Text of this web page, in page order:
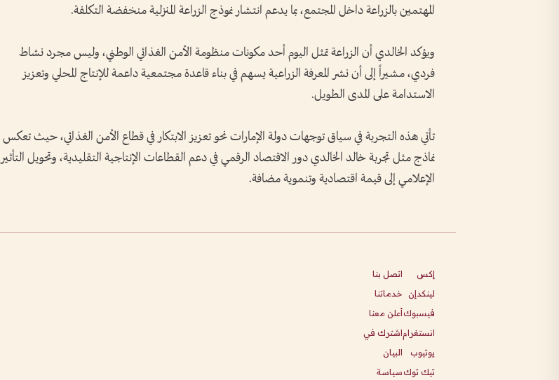
المهتمين بالزراعة داخل المجتمع، بما يدعم انتشار نموذج الزراعة المنزلية منخفضة التكلفة.
ويؤكد الخالدي أن الزراعة تمثل اليوم أحد مكونات منظومة الأمن الغذائي الوطني، وليس مجرد نشاط
فردي، مشيراً إلى أن نشر المعرفة الزراعية يسهم في بناء قاعدة مجتمعية داعمة للإنتاج المحلي وتعزيز
الاستدامة على المدى الطويل.
تأتي هذه التجربة في سياق توجهات دولة الإمارات نحو تعزيز الابتكار في قطاع الأمن الغذائي، حيث تعكس
نماذج مثل تجربة خالد الخالدي دور الاقتصاد الرقمي في دعم القطاعات الإنتاجية التقليدية، وتحويل التأثير
الإعلامي إلى قيمة اقتصادية وتنموية مضافة.
إكس
لينكدإن
فيسبوك
انستغرام
يوتيوب
تيك توك
اتصل بنا
خدماتنا
أعلن معنا
اشترك في
البيان
سياسة